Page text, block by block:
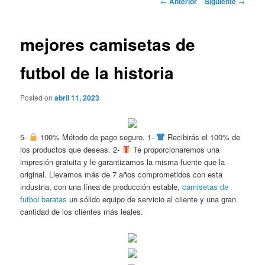
mejores camisetas de
futbol de la historia
Posted onabril 11, 2023
5- 100% Método de pago seguro. 1-
Recibirás el 100% de
los productos que deseas. 2-
Te proporcionaremos una
impresión gratuita y le garantizamos la misma fuente que la
original. Llevamos más de 7 años comprometidos con esta
industria, con una línea de producción estable,camisetas de
futbol baratas un sólido equipo de servicio al cliente y una gran
cantidad de los clientes más leales.